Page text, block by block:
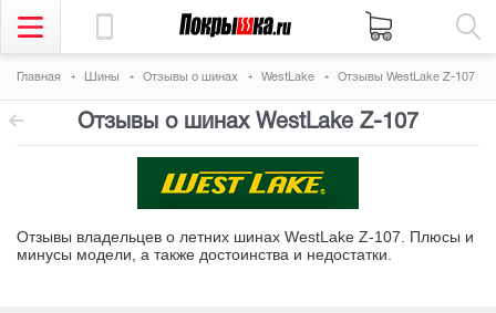
Главная Шины Отзывы о шинах WestLake Отзывы WestLake Z-107
Отзывы о шинах WestLake Z-107
Отзывы владельцев о летних шинах WestLake Z-107. Плюсы и
минусы модели, а также достоинства и недостатки